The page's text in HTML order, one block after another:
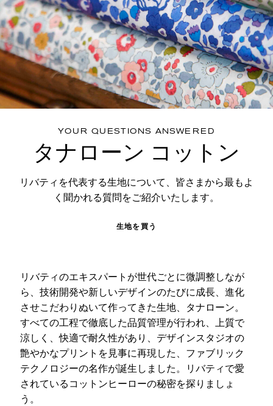
YOUR QUESTIONS ANSWERED
タナローン コットン
リバティを代表する生地について、皆さまから最もよ
く聞かれる質問をご紹介いたします。
生地を買う
リバティのエキスパートが世代ごとに微調整しなが
ら、技術開発や新しいデザインのたびに成長、進化
させこだわりぬいて作ってきた生地、タナローン。
すべての工程で徹底した品質管理が行われ、上質で
涼しく、快適で耐久性があり、デザインスタジオの
艶やかなプリントを見事に再現した、ファブリック
テクノロジーの名作が誕生しました。リバティで愛
されているコットンヒーローの秘密を探りましょ
う。